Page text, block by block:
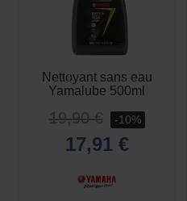
Nettoyant sans eau
Yamalube 500ml
19,90 € -10%
17,91 €
 APERÇU
RAPIDE